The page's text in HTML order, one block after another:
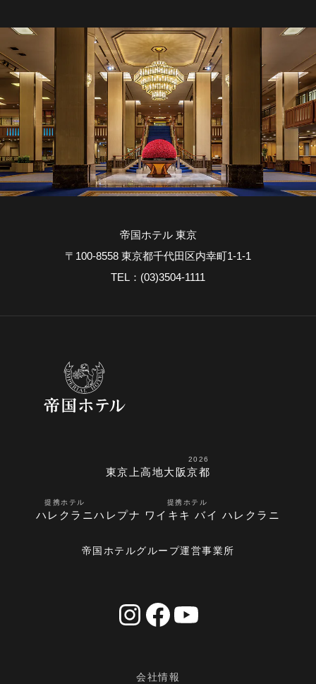
帝国ホテル 東京
〒100-8558 東京都千代田区内幸町1-1-1
TEL：(03)3504-1111
東京 上高地大阪
2026
京都
提携ホテル
ハレクラニ
提携ホテル
ハレプナ ワイキキ バイ ハレクラニ
帝国ホテルグループ運営事業所
会社情報